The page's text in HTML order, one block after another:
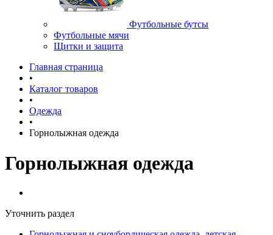
Футбольные бутсы
Футбольные мячи
Щитки и защита
Главная страница
•
Каталог товаров
•
Одежда
•
Горнолыжная одежда
Горнолыжная одежда
Уточнить раздел